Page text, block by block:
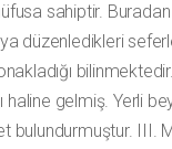
sahiptir.
düzenledikleri
haline gelmiş. Yerli
bulundurmuştur. III.